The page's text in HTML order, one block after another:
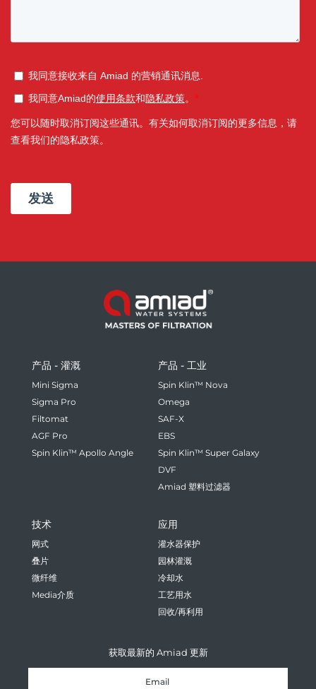
产品 - 灌溉
Mini Sigma
Sigma Pro
Filtomat
AGF Pro
Spin Klin™ Apollo Angle
产品 - 工业
Spin Klin™ Nova
Omega
SAF-X
EBS
Spin Klin™ Super Galaxy
DVF
Amiad 塑料过滤器
技术
网式
叠片
微纤维
Media介质
应用
灌水器保护
园林灌溉
冷却水
工艺用水
回收/再利用
获取最新的 Amiad 更新